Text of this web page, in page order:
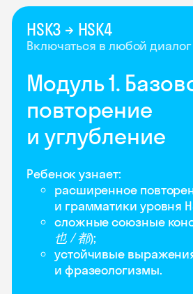
HSK3 → HSK4
Включаться в любой диалог
Модуль 1.
повторение
и углубление
Ребенок узнает:
расширенное
и грамматики уровня
сложные союзные
也 / 都);
устойчивые
и фразеологизмы.